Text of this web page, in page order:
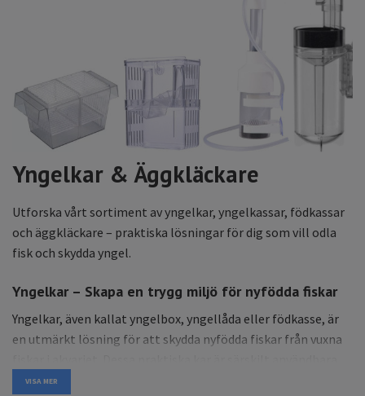
Yngelkar & Äggkläckare
Utforska vårt sortiment av yngelkar, yngelkassar, födkassar
och äggkläckare – praktiska lösningar för dig som vill odla
fisk och skydda yngel.
Yngelkar – Skapa en trygg miljö för nyfödda fiskar
Yngelkar, även kallat yngelbox, yngellåda eller födkasse, är
en utmärkt lösning för att skydda nyfödda fiskar från vuxna
för levandefödande arter som platy, molly och guppy, där
VISA MER